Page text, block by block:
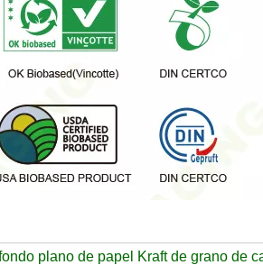
plano de papel Kraft de grano de